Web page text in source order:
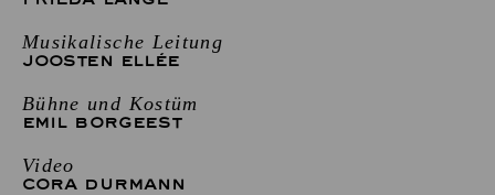
Musikalische Leitung
JOOSTEN ELLÉE
Bühne und Kostüm
EMIL BORGEEST
Video
CORA DURMANN